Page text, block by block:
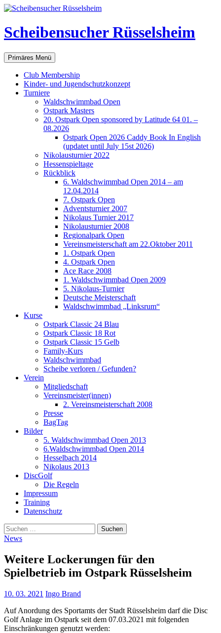
Scheibensucher Rüsselsheim
Suchen
Primäres Menü Zum
Inhalt
springen
Club Membership
Kinder- und Jugendschutzkonzept
Turniere
Waldschwimmbad Open
Ostpark Masters
20. Ostpark Open sponsored by Latitude 64 01. –
08.2026
Ostpark Open 2026 Caddy Book In English
(updatet until July 15st 2026)
Nikolausturnier 2022
Hessenspieltage
Rückblick
6. Waldschwimmbad Open 2014 – am
12.04.2014
7. Ostpark Open
Adventsturnier 2007
Nikolaus Turnier 2017
Nikolausturnier 2008
Regionalpark Open
Vereinsmeisterschaft am 22.Oktober 2011
1. Ostpark Open
4. Ostpark Open
Ace Race 2008
1. Waldschwimmbad Open 2009
5. Nikolaus-Turnier
Deutsche Meisterschaft
Waldschwimmbad „Linksrum“
Kurse
Ostpark Classic 24 Blau
Ostpark Classic 18 Rot
Ostpark Classic 15 Gelb
Family-Kurs
Waldschwimmbad
Scheibe verloren / Gefunden?
Verein
Mitgliedschaft
Vereinsmeister(innen)
2. Vereinsmeisterschaft 2008
Presse
BagTag
Bilder
5. Waldschwimmbad Open 2013
6.Waldschwimmbad Open 2014
Hesselbach 2014
Nikolaus 2013
DiscGolf
Die Regeln
Impressum
Training
Datenschutz
Suchen
nach:
News
Weitere Lockerungen für den
Spielbetrieb im Ostpark Rüsselsheim
10. 03. 2021 Ingo Brand
Auf Anordung des Sportamts der Stadt Rüsselsheim darf die Disc
Golf Anlage im Ostpark seit dem 07.03.2021 mit folgenden
Einschränkungen genutzt werden: